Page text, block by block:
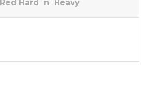
Red Hard´n´Heavy